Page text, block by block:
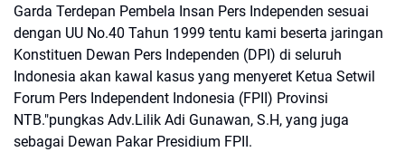
Garda Terdepan Pembela Insan Pers Independen sesuai
dengan UU No.40 Tahun 1999 tentu kami beserta jaringan
Konstituen Dewan Pers Independen (DPI) di seluruh
Indonesia akan kawal kasus yang menyeret Ketua Setwil
Forum Pers Independent Indonesia (FPII) Provinsi
NTB."pungkas Adv.Lilik Adi Gunawan, S.H, yang juga
sebagai Dewan Pakar Presidium FPII.